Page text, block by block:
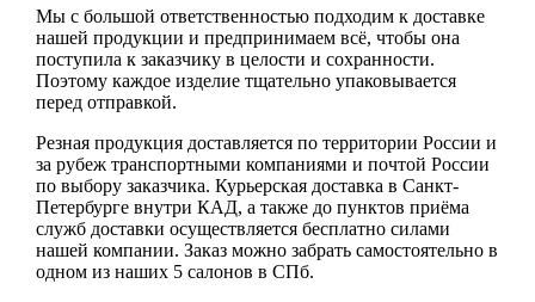
Мы с большой ответственностью подходим к доставке
нашей продукции и предпринимаем всё, чтобы она
поступила к заказчику в целости и сохранности.
Поэтому каждое изделие тщательно упаковывается
перед отправкой.
Резная продукция доставляется по территории России и
за рубеж транспортными компаниями и почтой России
по выбору заказчика. Курьерская доставка в Санкт-
Петербурге внутри КАД, а также до пунктов приёма
служб доставки осуществляется бесплатно силами
нашей компании. Заказ можно забрать самостоятельно в
одном из наших 5 салонов в СПб.